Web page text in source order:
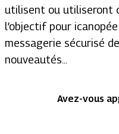
utilisent ou utiliseront
l’objectif pour
messagerie sécurisé
nouveautés...
Avez-vous